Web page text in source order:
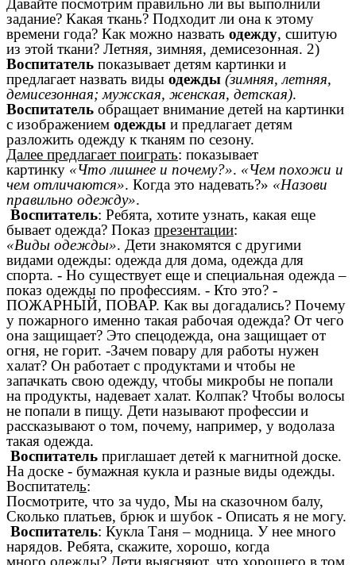
Давайте посмотрим правильно ли вы выполнили
задание? Какая ткань? Подходит ли она к этому
времени года? Как можно назвать одежду, сшитую
из этой ткани? Летняя, зимняя, демисезонная. 2)
Воспитатель показывает детям картинки и
предлагает назвать виды одежды (зимняя, летняя,
демисезонная; мужская, женская, детская).
Воспитатель обращает внимание детей на картинки
с изображением одежды и предлагает детям
разложить одежду к тканям по сезону.
Далее предлагает поиграть: показывает
картинку «Что лишнее и почему?». «Чем похожи и
чем отличаются». Когда это надевать?» «Назови
правильно одежду».
Воспитатель: Ребята, хотите узнать, какая еще
бывает одежда? Показ презентации:
«Виды одежды». Дети знакомятся с другими
видами одежды: одежда для дома, одежда для
спорта. - Но существует еще и специальная одежда –
показ одежды по профессиям. - Кто это? -
ПОЖАРНЫЙ, ПОВАР. Как вы догадались? Почему
у пожарного именно такая рабочая одежда? От чего
она защищает? Это спецодежда, она защищает от
огня, не горит. -Зачем повару для работы нужен
халат? Он работает с продуктами и чтобы не
запачкать свою одежду, чтобы микробы не попали
на продукты, надевает халат. Колпак? Чтобы волосы
не попали в пищу. Дети называют профессии и
рассказывают о том, почему, например, у водолаза
такая одежда.
Воспитатель приглашает детей к магнитной доске.
На доске - бумажная кукла и разные виды одежды.
Воспитатель:
Посмотрите, что за чудо, Мы на сказочном балу,
Сколько платьев, брюк и шубок - Описать я не могу.
Воспитатель: Кукла Таня – модница. У нее много
нарядов. Ребята, скажите, хорошо, когда
много одежды? Дети выясняют, что хорошего в том,